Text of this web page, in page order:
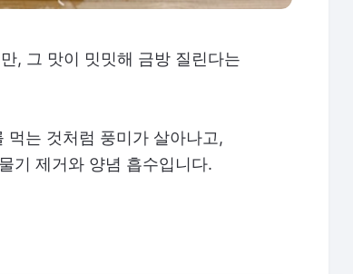
, 그 맛이 밋밋해 금방 질린다는
먹는 것처럼 풍미가 살아나고,
기 제거와 양념 흡수입니다.